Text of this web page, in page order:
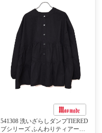
541308 洗いざらしダンプTIERED
ブシリーズ ふんわりティアード